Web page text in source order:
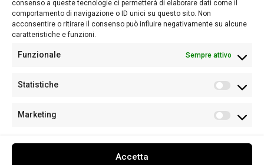
consenso a queste tecnologie ci permetterà di elaborare dati come il
comportamento di navigazione o ID unici su questo sito. Non
acconsentire o ritirare il consenso può influire negativamente su alcune
caratteristiche e funzioni.
Funzionale Sempre attivo
Statistiche
Marketing
Accetta
stile e praticità
Piccole compatte e dinamiche
1 Modulo centrale miscelazione + 2 moduli angolari